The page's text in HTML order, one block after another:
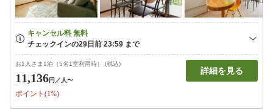
お1人さま1泊（5名1室利用時） (税込)
11,136円 ／人〜
ポイント(1%)
詳細を見る